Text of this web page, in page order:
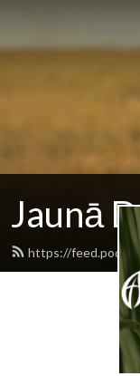
Jaunā
https://